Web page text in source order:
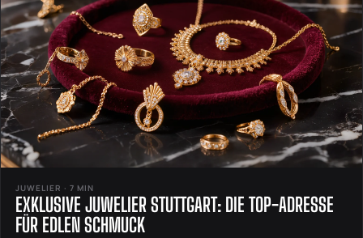
JUWELIER · 7 MIN
EXKLUSIVE JUWELIER STUTTGART: DIE TOP-ADRESSE
FÜR EDLEN SCHMUCK